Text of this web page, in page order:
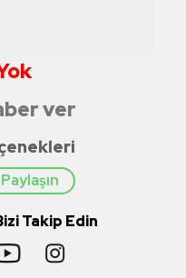
ver
Takip Edin